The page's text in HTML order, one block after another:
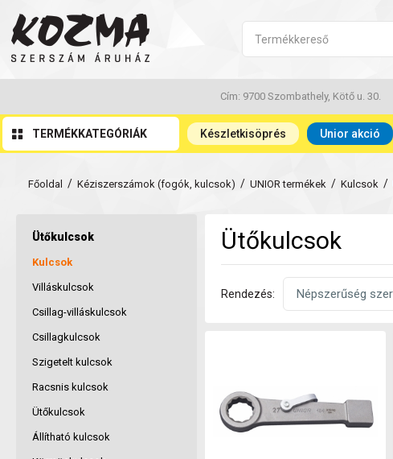
Cím: 9700 Szombathely, Kötő u. 30.
TERMÉKKATEGÓRIÁK Készletkisöprés Unior akció
Főoldal / Kéziszerszámok (fogók, kulcsok) / UNIOR termékek / Kulcsok /
Ütőkulcsok
Kulcsok
Villáskulcsok
Csillag-villáskulcsok
Csillagkulcsok
Szigetelt kulcsok
Racsnis kulcsok
Ütőkulcsok
Állítható kulcsok
Ütőkulcsok
Rendezés: